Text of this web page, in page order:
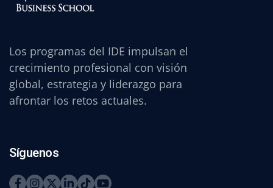
Los programas del IDE impulsan el
crecimiento profesional con visión
global, estrategia y liderazgo para
afrontar los retos actuales.
Síguenos